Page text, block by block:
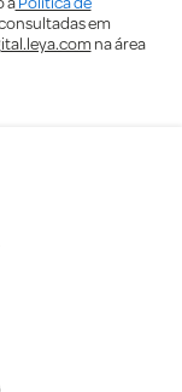
aPolítica de
em
na área